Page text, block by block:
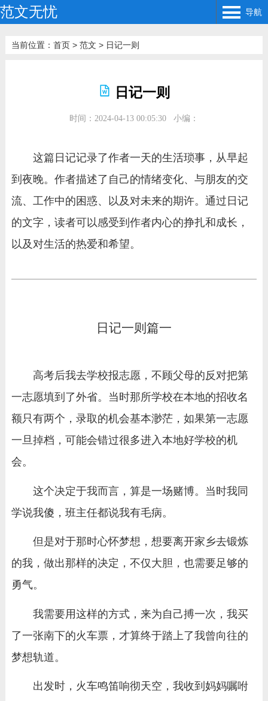
范文无忧 导航
当前位置： 首页> 范文 > 日记一则
日记一则
时间：2024-04-13 00:05:30 小编：
这篇日记记录了作者一天的生活琐事，从早起
到夜晚。作者描述了自己的情绪变化、与朋友的交
流、工作中的困惑、以及对未来的期许。通过日记
的文字，读者可以感受到作者内心的挣扎和成长，
以及对生活的热爱和希望。
日记一则篇一
高考后我去学校报志愿，不顾父母的反对把第
一志愿填到了外省。当时那所学校在本地的招收名
额只有两个，录取的机会基本渺茫，如果第一志愿
一旦掉档，可能会错过很多进入本地好学校的机
会。
这个决定于我而言，算是一场赌博。当时我同
学说我傻，班主任都说我有毛病。
但是对于那时心怀梦想，想要离开家乡去锻炼
的我，做出那样的决定，不仅大胆，也需要足够的
勇气。
我需要用这样的方式，来为自己搏一次，我买
了一张南下的火车票，才算终于踏上了我曾向往的
梦想轨道。
出发时，火车鸣笛响彻天空，我收到妈妈嘱咐